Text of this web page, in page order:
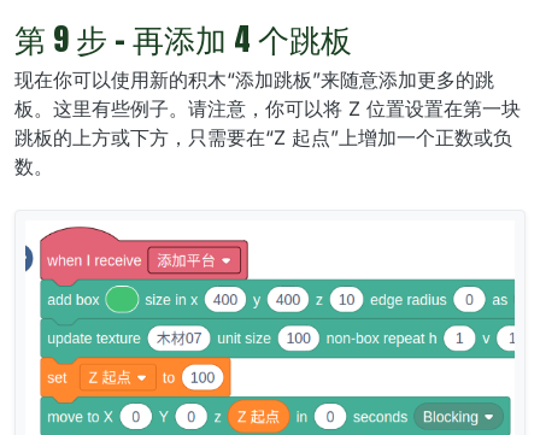
第 9 步 - 再添加 4 个跳板
现在你可以使用新的积木“添加跳板”来随意添加更多的跳
板。这里有些例子。请注意，你可以将 Z 位置设置在第一块
跳板的上方或下方，只需要在“Z 起点”上增加一个正数或负
数。